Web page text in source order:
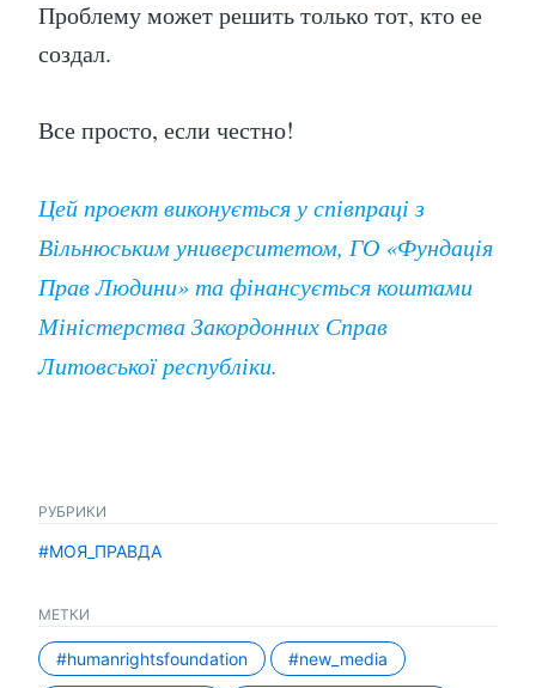
Проблему может решить только тот, кто ее
создал.
Все просто, если честно!
Цей проект виконується у співпраці з
Вільнюським университетом, ГО «Фундація
Прав Людини» та фінансується коштами
Міністерства Закордонних Справ
Литовської республіки.
РУБРИКИ
#МОЯ_ПРАВДА
МЕТКИ
#humanrightsfoundation #new_media